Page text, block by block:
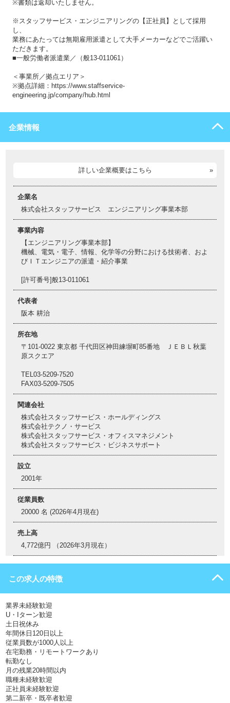
※書類は返却いたしません。
※スタッフサービス・エンジニアリングの【正社員】として採用
し、
業務にあたっては無期雇用派遣として大手メーカーなどでご活躍い
ただきます。
■一般労働者派遣業／（般13-011061）
＜事業所／拠点エリア＞
※拠点詳細：https://www.staffservice-
engineering.jp/company/hub.html
企業情報
詳しい企業概要はこちら
企業名
株式会社スタッフサービス エンジニアリング事業本部
事業内容
【エンジニアリング事業本部】
機械、電気・電子、情報、化学等の分野における技術者、およ
びＩＴエンジニアの派遣・紹介事業
[許可番号]般13-011061
代表者
阪本 耕治
所在地
〒101-0022 東京都 千代田区神田練塀町85番地 ＪＥＢＬ秋葉
原スクエア
TEL03-5209-7520
FAX03-5209-7505
関連会社
株式会社スタッフサービス・ホールディングス
株式会社テクノ・サービス
株式会社スタッフサービス・オフィスマネジメント
株式会社スタッフサービス・ビジネスサポート
設立
2001年
従業員数
20000 名 (2026年4月現在)
売上高
4,772億円 （2026年3月現在）
この求人の特徴
業界未経験歓迎
U・Iターン歓迎
土日祝休み
年間休日120日以上
従業員数が1000人以上
在宅勤務・リモートワークあり
転勤なし
月の残業20時間以内
職種未経験歓迎
正社員未経験歓迎
第二新卒・既卒者歓迎